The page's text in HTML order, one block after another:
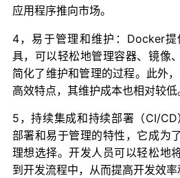
应用程序推向市场。
4，易于管理和维护：Docker
具，可以轻松地管理容器、镜像
简化了维护和管理的过程。此外
高效特点，其维护成本也相对较低
5，持续集成和持续部署（CI/
部署和易于管理的特性，它成为
理想选择。开发人员可以轻松地
到开发流程中，从而提高开发效率